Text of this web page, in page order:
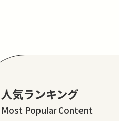
人気ランキング
Most Popular Content